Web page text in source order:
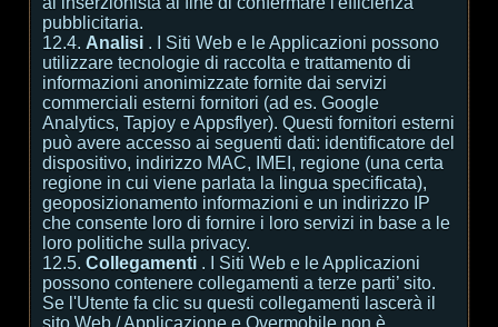
pubblicitaria.
12.4. Analisi . I Siti Web e le Applicazioni possono
utilizzare tecnologie di raccolta e trattamento di
informazioni anonimizzate fornite dai servizi
commerciali esterni fornitori (ad es. Google
Analytics, Tapjoy e Appsflyer). Questi fornitori esterni
può avere accesso ai seguenti dati: identificatore del
dispositivo, indirizzo MAC, IMEI, regione (una certa
regione in cui viene parlata la lingua specificata),
geoposizionamento informazioni e un indirizzo IP
che consente loro di fornire i loro servizi in base a le
loro politiche sulla privacy.
12.5. Collegamenti . I Siti Web e le Applicazioni
possono contenere collegamenti a terze parti’ sito.
Se l'Utente fa clic su questi collegamenti lascerà il
sito Web / Applicazione e Overmobile non è